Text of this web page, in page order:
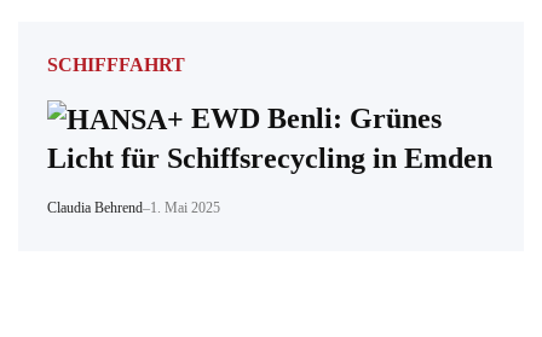
SCHIFFFAHRT
EWD Benli: Grünes
Licht für Schiffsrecycling in Emden
Claudia Behrend–1. Mai 2025